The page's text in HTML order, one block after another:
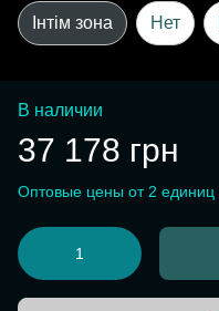
Інтім зона Нет
В наличии
37 178 грн
Оптовые цены от 2 единиц